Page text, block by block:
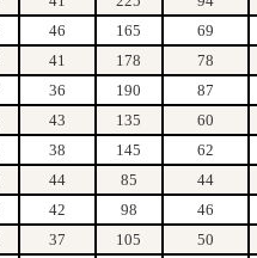
46 165 69
41 178 78
36 190 87
43 135 60
38 145 62
44 85 44
42 98 46
37 105 50